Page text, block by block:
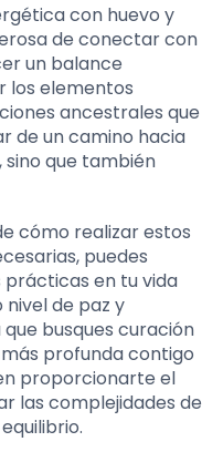
con huevo y
de conectar con
un balance
los elementos
ancestrales que
de un camino hacia
sino que también
cómo realizar estos
puedes
en tu vida
nivel de paz y
busques curación
profunda contigo
proporcionarte el
las complejidades de